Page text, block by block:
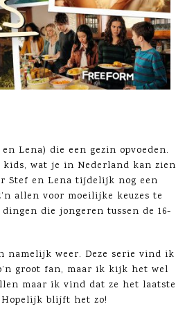
Lena) die een gezin opvoeden.
wat je in Nederland kan zien
Stef en Lena tijdelijk nog een
allen voor moeilijke keuzes te
die jongeren tussen de 16-
namelijk weer. Deze serie vind ik
groot fan, maar ik kijk het wel
maar ik vind dat ze het laatste
Hopelijk blijft het zo!